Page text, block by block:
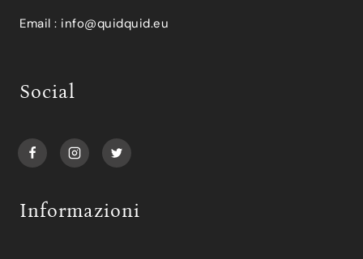
Email : info@quidquid.eu
Social
Informazioni